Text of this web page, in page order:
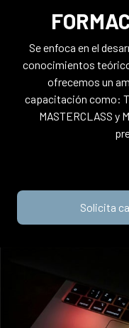
Se enfoca en el
conocimientos
ofrecemos un
capacitación como:
MASTERCLASS y
Solicita